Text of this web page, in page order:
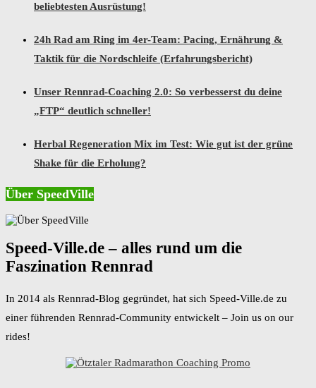
beliebtesten Ausrüstung!
24h Rad am Ring im 4er-Team: Pacing, Ernährung &
Taktik für die Nordschleife (Erfahrungsbericht)
Unser Rennrad-Coaching 2.0: So verbesserst du deine
„FTP“ deutlich schneller!
Herbal Regeneration Mix im Test: Wie gut ist der grüne
Shake für die Erholung?
Über SpeedVille
Speed-Ville.de – alles rund um die
Faszination Rennrad
In 2014 als Rennrad-Blog gegründet, hat sich Speed-Ville.de zu
einer führenden Rennrad-Community entwickelt – Join us on our
rides!